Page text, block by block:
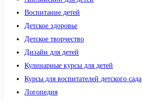
Воспитание детей
Детское здоровье
Детское творчество
Дизайн для детей
Кулинарные курсы для детей
Курсы для воспитателей детского сада
Логопедия